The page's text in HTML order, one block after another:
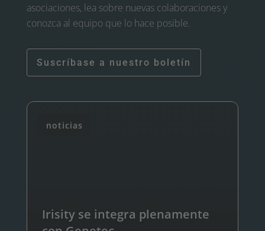
asociaciones, lea sobre nuevas colaboraciones y
conozca al equipo que lo hace posible.
Suscríbase a nuestro boletín
noticias
Irisity se integra plenamente